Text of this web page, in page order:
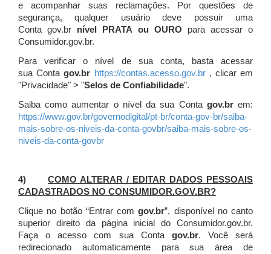
e acompanhar suas reclamações. Por questões de
segurança, qualquer usuário deve possuir uma
Conta gov.br nível PRATA ou OURO para acessar o
Consumidor.gov.br.
Para verificar o nível de sua conta, basta acessar
sua Contagov.br https://contas.acesso.gov.br, clicar em
"Privacidade" > "Selos de Confiabilidade".
Saiba como aumentar o nível da sua Conta gov.brem:
https://www.gov.br/governodigital/pt-br/conta-gov-br/saiba-
mais-sobre-os-niveis-da-conta-govbr/saiba-mais-sobre-os-
niveis-da-conta-govbr
4) COMO ALTERAR / EDITAR DADOS PESSOAIS
CADASTRADOS NO CONSUMIDOR.GOV.BR?
Clique no botão “Entrar comgov.br”, disponível no canto
superior direito da página inicial do Consumidor.gov.br.
Faça o acesso com sua Conta gov.br. Você será
redirecionado automaticamente para sua área de